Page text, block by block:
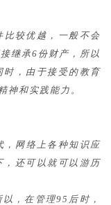
较优越，一般不会
继承6份财产，所以
时，由于接受的教育
神和实践能力。
，网络上各种知识应
，还可以就可以游历
，在管理95后时，